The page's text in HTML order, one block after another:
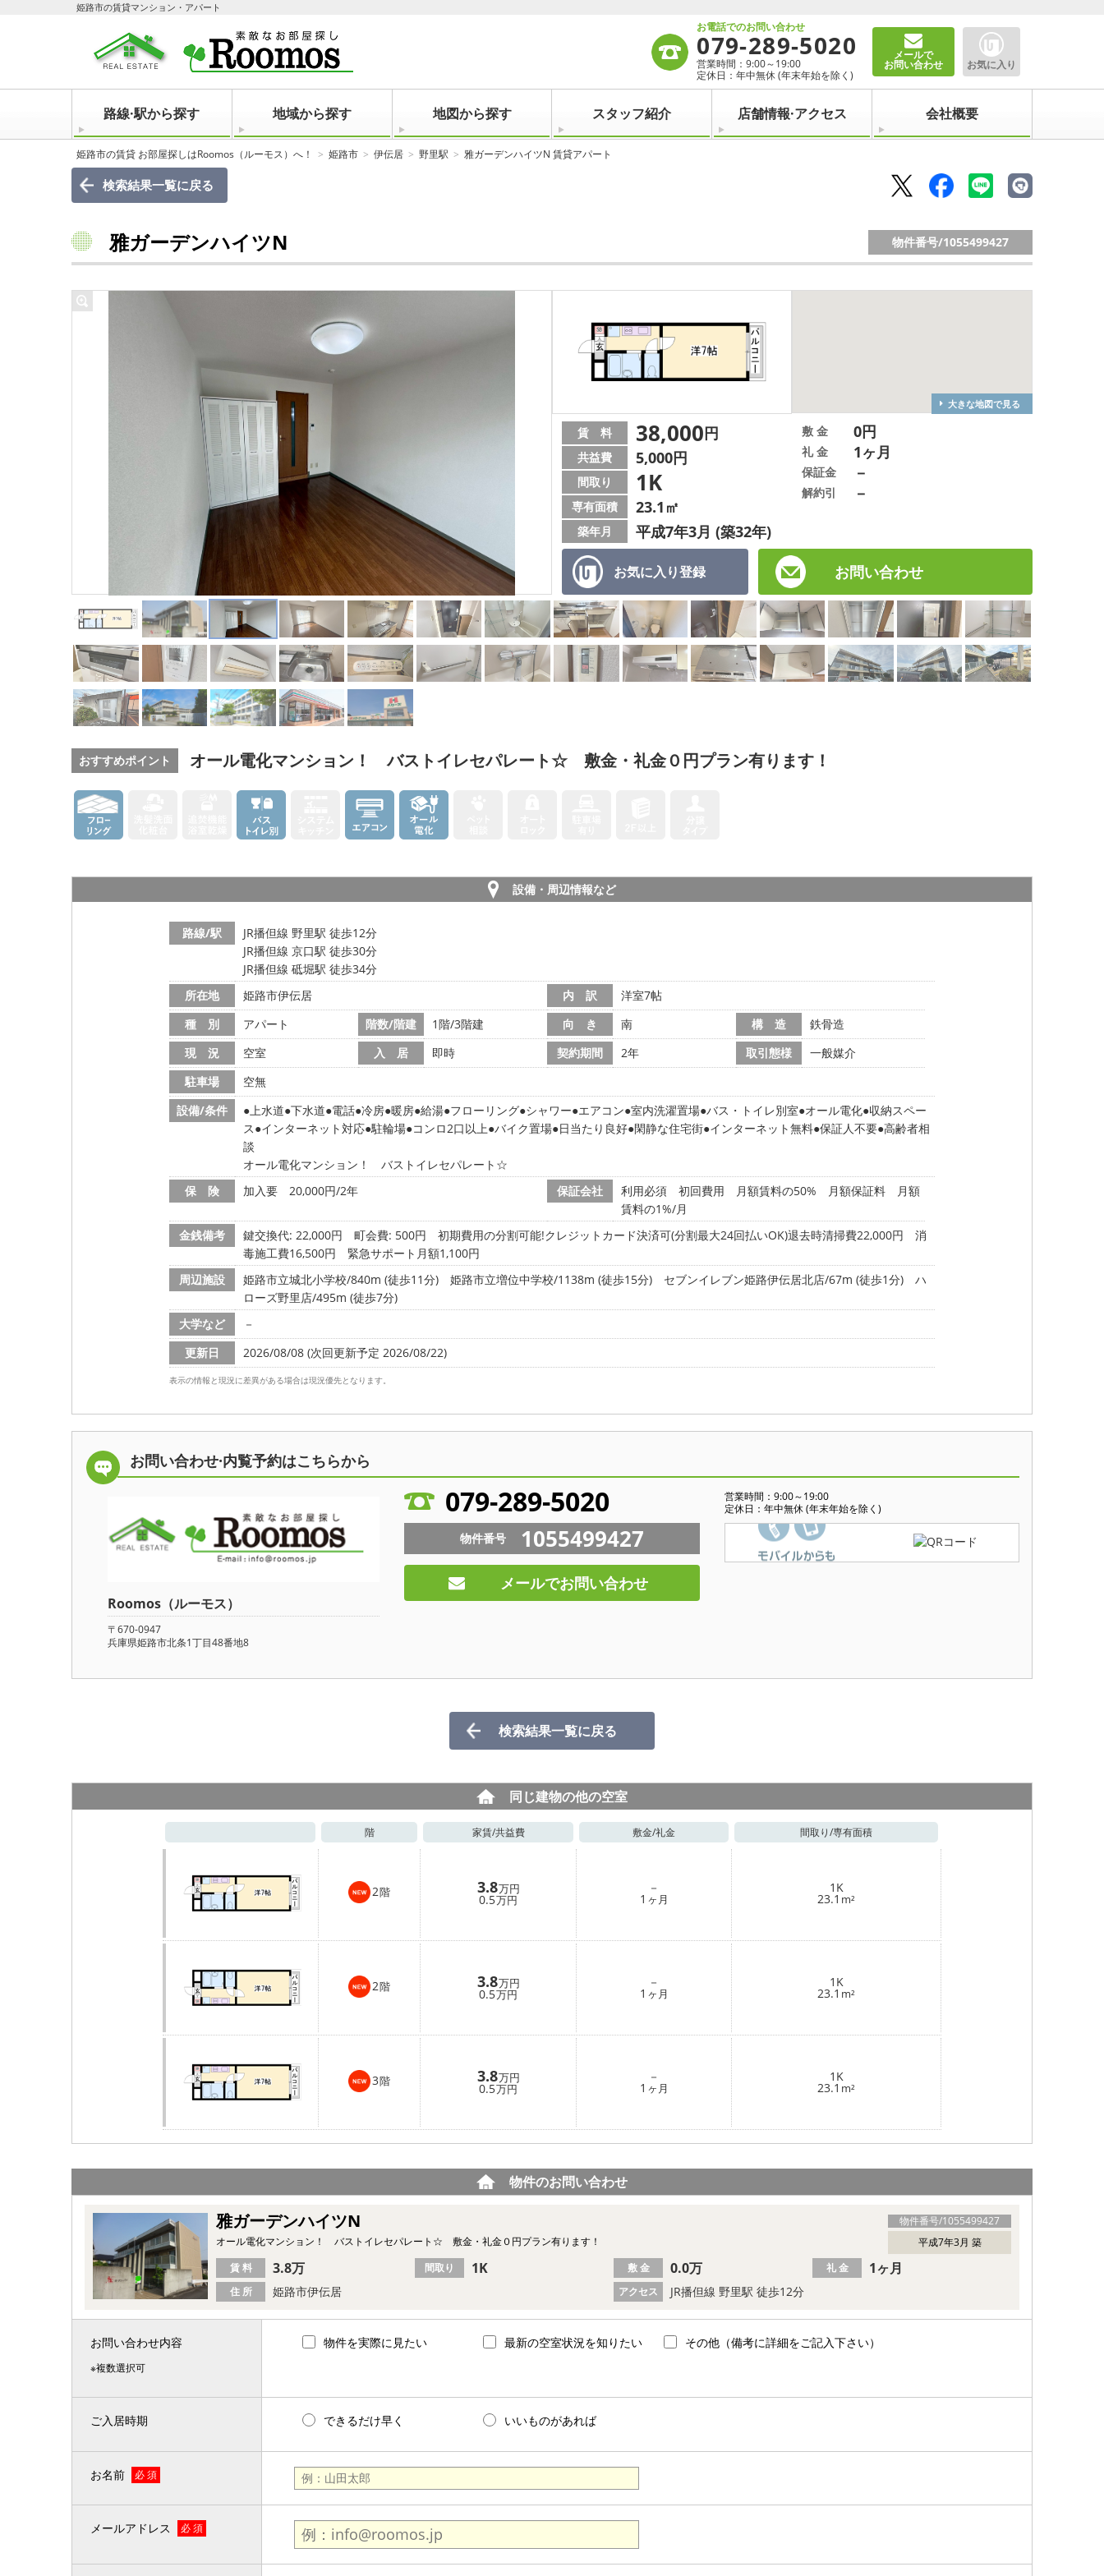
姫路市の賃貸マンション・アパート
お電話でのお問い合わせ
079-289-5020
営業時間：9:00～19:00
定休日：年中無休 (年末年始を除く)
メールで
お問い合わせ お気に入り
路線·駅から探す 地域から探す 地図から探す スタッフ紹介 店舗情報·アクセス 会社概要
姫路市の賃貸 お部屋探しはRoomos（ルーモス）へ！ 姫路市 伊伝居 野里駅 雅ガーデンハイツN 賃貸アパート
検索結果一覧に戻る
雅ガーデンハイツN 物件番号/1055499427
大きな地図で見る
お気に入り登録 お問い合わせ
賃 料 38,000円
共益費 5,000円
間取り 1K
専有面積 23.1㎡
築年月 平成7年3月 (築32年)
敷 金 0円
礼 金 1ヶ月
保証金 －
解約引 －
おすすめポイント オール電化マンション！ バストイレセパレート☆ 敷金・礼金０円プラン有ります！
設備・周辺情報など
路線/駅
JR播但線 野里駅 徒歩12分
JR播但線 京口駅 徒歩30分
JR播但線 砥堀駅 徒歩34分
所在地
姫路市伊伝居 内 訳
洋室7帖
種 別
アパート 階数/階建 1階/3階建 向 き 南 構 造
鉄骨造
現 況
空室 入 居 即時 契約期間 2年 取引態様
一般媒介
駐車場
空無
設備/条件
上水道 下水道 電話 冷房 暖房 給湯 フローリング シャワー エアコン 室内洗濯置場 バス・トイレ別室 オール電化 収納スペー
ス インターネット対応 駐輪場 コンロ2口以上 バイク置場 日当たり良好 閑静な住宅街 インターネット無料 保証人不要 高齢者相
談
オール電化マンション！ バストイレセパレート☆
保 険
加入要 20,000円/2年 保証会社
利用必須 初回費用 月額賃料の50% 月額保証料 月額
賃料の1%/月
金銭備考
鍵交換代: 22,000円 町会費: 500円
初期費用の分割可能!クレジットカード決済可(分割最大24回払いOK)退去時清掃費22,000円 消
毒施工費16,500円 緊急サポート月額1,100円
周辺施設
姫路市立城北小学校/840m (徒歩11分) 姫路市立増位中学校/1138m (徒歩15分) セブンイレブン姫路伊伝居北店/67m (徒歩1分)
ハ
ローズ野里店/495m (徒歩7分)
大学など
－
更新日
2026/08/08 (次回更新予定 2026/08/22)
表示の情報と現況に差異がある場合は現況優先となります。
お問い合わせ·内覧予約はこちらから
Roomos（ルーモス）
〒670-0947
兵庫県姫路市北条1丁目48番地8
079-289-5020
営業時間：9:00～19:00
定休日：年中無休 (年末年始を除く)
物件番号 1055499427
メールでお問い合わせ
検索結果一覧に戻る
同じ建物の他の空室
階 家賃/共益費 敷金/礼金 間取り/専有面積
2階 3.8万円
0.5万円
－
1 ヶ月
1K
23.1 m²
2階 3.8万円
0.5万円
－
1 ヶ月
1K
23.1 m²
3階 3.8万円
0.5万円
－
1 ヶ月
1K
23.1 m²
物件のお問い合わせ
物件番号/1055499427
雅ガーデンハイツN
平成7年3月 築
オール電化マンション！ バストイレセパレート☆ 敷金・礼金０円プラン有ります！
住 所 姫路市伊伝居 アクセス JR播但線 野里駅 徒歩12分
賃 料 3.8万 間取り 1K 敷 金 0.0万 礼 金 1ヶ月
お問い合わせ内容
※複数選択可
物件を実際に見たい 最新の空室状況を知りたい その他（備考に詳細をご記入下さい）
ご入居時期 できるだけ早く いいものがあれば
お名前 必 須
メールアドレス 必 須